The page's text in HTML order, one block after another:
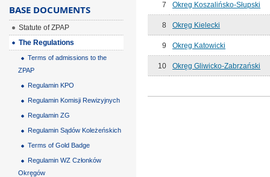
7 Okreg Koszalińsko-Słupski
8 Okręg Kielecki
9 Okręg Katowicki
10 Okręg Gliwicko-Zabrzański
BASE DOCUMENTS
Statute of ZPAP
The Regulations
Terms of admissions to the
ZPAP
Regulamin KPO
Regulamin Komisji Rewizyjnych
Regulamin ZG
Regulamin Sądów Koleżeńskich
Terms of Gold Badge
Regulamin WZ Członków
Okręgów